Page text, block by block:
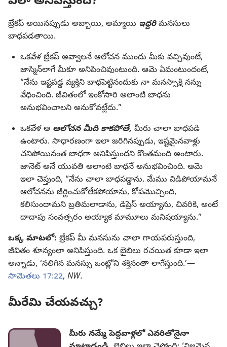
బ్రేకప్‌ అయినప్పుడు అబ్బాయి, అమ్మాయి ఇద్దరిమనసులు
బాధపడతాయి.
ఒకవేళ బ్రేకప్‌ అవ్వాలనే ఆలోచన ముందు మీకు వచ్చివుంటే,
జాస్మిన్‌లాగే మీకూ అనిపించివుంటుంది. ఆమె ఏమంటుందంటే,
“నేను ఇష్టపడ్డ వ్యక్తిని బాధపెట్టినందుకు నా మనస్సాక్షి నన్ను
వేధించింది. జీవితంలో ఇంకోసారి అలాంటి బాధను
అనుభవించాలని అనుకోవట్లేదు.”
ఒకవేళ ఆ ఆలోచన మీది కాకపోతే, మీరు చాలా బాధపడి
ఉంటారు. సాధారణంగా ఇలా జరిగినప్పుడు, ఇష్టమైనవాళ్లు
చనిపోయినంత బాధగా అనిపిస్తుందని కొంతమంది అంటారు.
జానెట్‌​ అనే యువతి అలాంటి బాధనే అనుభవించింది. ఆమె
ఇలా చెప్తుంది, “నేను చాలా బాధపడ్డాను. మేము విడిపోయామనే
ఆలోచనను జీర్ణించుకోలేకపోయాను, కోపమొచ్చింది,
కలిసుందామని బ్రతిమలాడాను, డిప్రెస్‌​ అయ్యాను, చివరికి, అంటే
దాదాపు సంవత్సరం అయ్యాక మామూలు మనిషయ్యాను.”
ఒక్క మాటలో: బ్రేకప్‌ మీ మనసును చాలా గాయపరుస్తుంది,
జీవితం శూన్యంలా అనిపిస్తుంది. ఒక బైబిలు రచయిత కూడా ఇలా
అన్నాడు, ‘నలిగిన మనస్సు ఒంట్లోని శక్తినంతా లాగేస్తుంది.’—
సామెతలు 17:22, NW.
మీరేమి చేయవచ్చు?​
మీరు నమ్మే పెద్దవాళ్లలో ఎవరితోనైనా